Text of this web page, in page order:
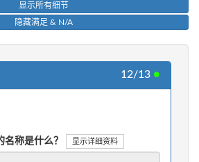
显示所有细节
隐藏满足 & N/A
12/13 ●
称是什么？ 显示详细资料